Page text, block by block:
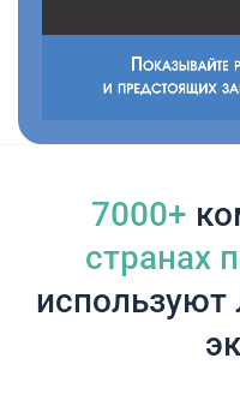
7000+
cтранах
используют